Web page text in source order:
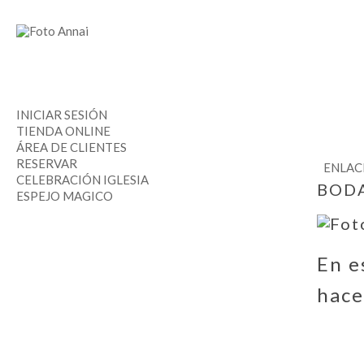
INICIAR SESIÓN
TIENDA ONLINE
ÁREA DE CLIENTES
RESERVAR
CELEBRACIÓN IGLESIA
ESPEJO MAGICO
En